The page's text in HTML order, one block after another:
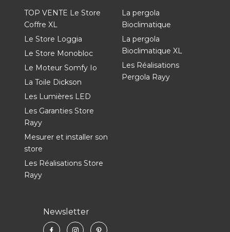
TOP VENTE Le Store
Coffre XL
Le Store Loggia
Le Store Monobloc
Le Moteur Somfy Io
La Toile Dickson
Les Lumières LED
Les Garanties Store
Rayy
Mesurer et installer son
store
Les Réalisations Store
Rayy
La pergola
Bioclimatique
La pergola
Bioclimatique XL
Les Réalisations
Pergola Rayy
Newsletter